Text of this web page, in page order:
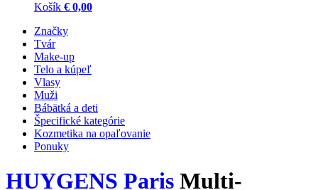
Košík € 0,00
Značky
Tvár
Make-up
Telo a kúpeľ
Vlasy
Muži
Bábätká a deti
Špecifické kategórie
Kozmetika na opaľovanie
Ponuky
HUYGENS Paris Multi-